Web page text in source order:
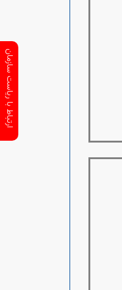
ارتباط با ریاست سازمان